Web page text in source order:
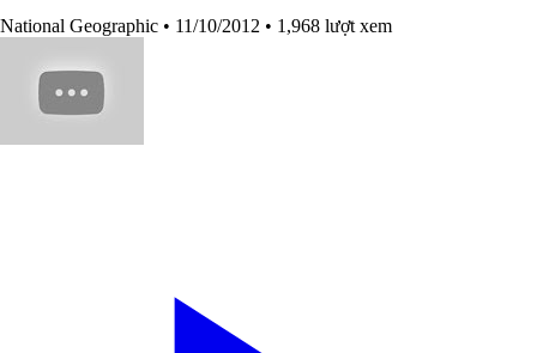
National Geographic • 11/10/2012 • 1,968 lượt xem